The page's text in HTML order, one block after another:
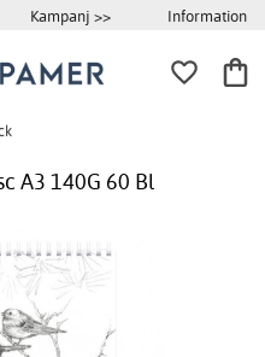
Kampanj >> Information
A3 140G 60 Bl